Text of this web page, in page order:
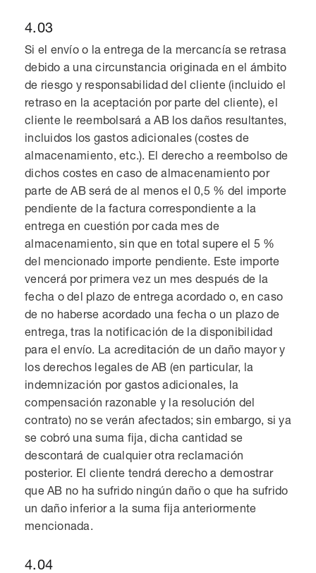
4.03
Si el envío o la entrega de la mercancía se retrasa
debido a una circunstancia originada en el ámbito
de riesgo y responsabilidad del cliente (incluido el
retraso en la aceptación por parte del cliente), el
cliente le reembolsará a AB los daños resultantes,
incluidos los gastos adicionales (costes de
almacenamiento, etc.). El derecho a reembolso de
dichos costes en caso de almacenamiento por
parte de AB será de al menos el 0,5 % del importe
pendiente de la factura correspondiente a la
entrega en cuestión por cada mes de
almacenamiento, sin que en total supere el 5 %
del mencionado importe pendiente. Este importe
vencerá por primera vez un mes después de la
fecha o del plazo de entrega acordado o, en caso
de no haberse acordado una fecha o un plazo de
entrega, tras la notificación de la disponibilidad
para el envío. La acreditación de un daño mayor y
los derechos legales de AB (en particular, la
indemnización por gastos adicionales, la
compensación razonable y la resolución del
contrato) no se verán afectados; sin embargo, si ya
se cobró una suma fija, dicha cantidad se
descontará de cualquier otra reclamación
posterior. El cliente tendrá derecho a demostrar
que AB no ha sufrido ningún daño o que ha sufrido
un daño inferior a la suma fija anteriormente
mencionada.
4.04